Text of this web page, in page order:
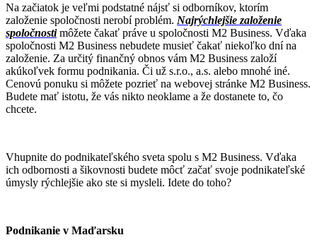
Na začiatok je veľmi podstatné nájsť si odborníkov, ktorím
založenie spoločnosti nerobí problém. Najrýchlejšie založenie
spoločnostimôžete čakať práve u spoločnosti M2 Business. Vďaka
spoločnosti M2 Business nebudete musieť čakať niekoľko dní na
založenie. Za určitý finančný obnos vám M2 Business založí
akúkoľvek formu podnikania. Či už s.r.o., a.s. alebo mnohé iné.
Cenovú ponuku si môžete pozrieť na webovej stránke M2 Business.
Budete mať istotu, že vás nikto neoklame a že dostanete to, čo
chcete.
Vhupnite do podnikateľského sveta spolu s M2 Business. Vďaka
ich odbornosti a šikovnosti budete môcť začať svoje podnikateľské
úmysly rýchlejšie ako ste si mysleli. Idete do toho?
Podnikanie v Maďarsku